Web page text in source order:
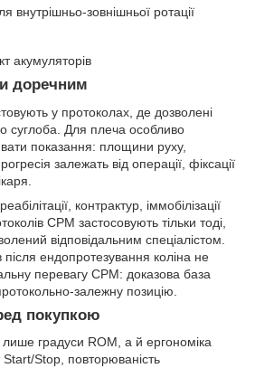
внутрішньо-зовнішньої ротації
акумуляторів
доречним
у протоколах, де дозволені
суглоба. Для плеча особливо
показання: площини руху,
залежать від операції, фіксації
контрактур, іммобілізації
CPM застосовують тільки тоді,
відповідальним спеціалістом.
після ендопротезування коліна не
перевагу CPM: доказова база
залежну позицію.
покупкою
лише градуси ROM, а й ергономіка
Start/Stop, повторюваність